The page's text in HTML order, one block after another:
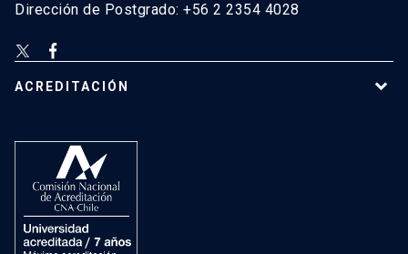
Dirección de Postgrado: +56 2 2354 4028
ACREDITACIÓN